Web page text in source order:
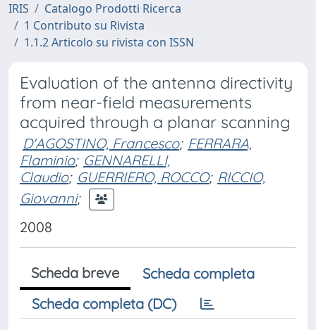
IRIS
Catalogo Prodotti Ricerca
1 Contributo su Rivista
1.1.2 Articolo su rivista con ISSN
Evaluation of the antenna directivity
from near-field measurements
acquired through a planar scanning
D'AGOSTINO, Francesco; FERRARA,
Flaminio; GENNARELLI,
Claudio; GUERRIERO, ROCCO; RICCIO,
Giovanni;
2008
Scheda breve
Scheda completa
Scheda completa (DC)